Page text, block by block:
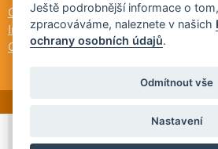
Ochrana osobních údajů
Informace ÚKZÚZ
Cookies
© 2026
Ještě podrobnější informace o
zpracováváme, naleznete v našich
ochrany osobních údajů.
Odmítnout vše
Nastavení